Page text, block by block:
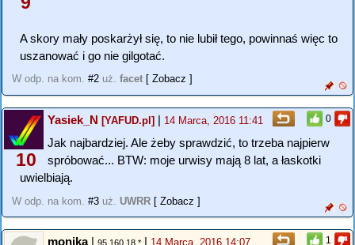
A skory mały poskarżył się, to nie lubił tego, powinnaś więc to
uszanować i go nie gilgotać.
W odp. na kom. #2 uż. facet [ Zobacz ]
0
10
Yasiek_N [YAFUD.pl] | 14 Marca, 2016 11:41
Jak najbardziej. Ale żeby sprawdzić, to trzeba najpierw
spróbować... BTW: moje urwisy mają 8 lat, a łaskotki
uwielbiają.
W odp. na kom. #3 uż. UWRR [ Zobacz ]
1
monika| 95.160.18.* | 14 Marca, 2016 14:07